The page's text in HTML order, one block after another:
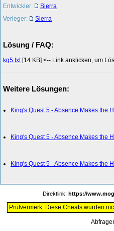
Entwickler:
Sierra
Verleger:
Sierra
Lösung / FAQ:
kq5.txt[14 KB] <-- Link anklicken, um
Weitere Lösungen:
King's Quest 5 - Absence Makes the
King's Quest 5 - Absence Makes the
King's Quest 5 - Absence Makes the
Direktlink: https://
Prüfvermerk: Diese Cheats wurden